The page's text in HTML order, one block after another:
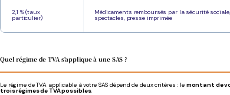
2,1 % (taux
particulier)
Médicaments remboursés par la sécurité
spectacles, presse imprimée
Quel régime de TVA s'applique à une SAS ?
Le régime de TVA applicable à votre SAS dépend de deux critères : le montant de
trois régimes de TVA possibles.